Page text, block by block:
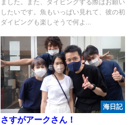
ました。また、ダイビングする際はお願い
したいです。魚もいっぱい見れて、彼の初
ダイビングも楽しそうで何よ...
海日記
さすがアークさん！